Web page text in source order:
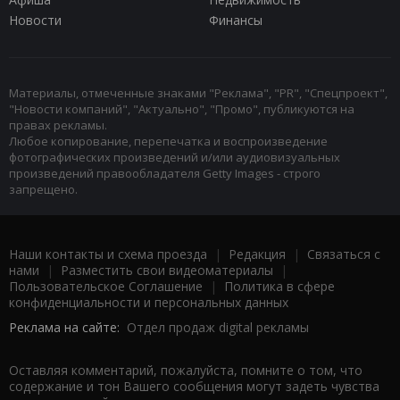
Новости
Финансы
Материалы, отмеченные знаками "Реклама", "PR", "Спецпроект",
"Новости компаний", "Актуально", "Промо", публикуются на
правах рекламы.
Любое копирование, перепечатка и воспроизведение
фотографических произведений и/или аудиовизуальных
произведений правообладателя Getty Images - строго
запрещено.
Наши контакты и схема проезда | Редакция | Связаться с
нами | Разместить свои видеоматериалы |
Пользовательское Соглашение |
Политика в сфере
конфиденциальности и персональных данных
Реклама на сайте: Отдел продаж digital рекламы
Оставляя комментарий, пожалуйста, помните о том, что
содержание и тон Вашего сообщения могут задеть чувства